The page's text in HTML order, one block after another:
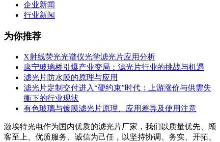
企业新闻
行业新闻
为你推荐
X射线荧光光谱仪光学滤光片应用分析
康宁玻璃桥引爆产业变局：滤光片行业的挑战与机遇
滤光片防水膜的原理与应用
滤光片定制交付进入“硬约束”时代：上游涨价与供需失
衡下的行业现状
有色玻璃与镀膜滤光片原理、应用差异及使用注意
激埃特光电作为国内优质的滤光片厂家，我们以质量优先、顾
客至上、优质服务、诚信为己任，以坚持协调、务实、开拓、